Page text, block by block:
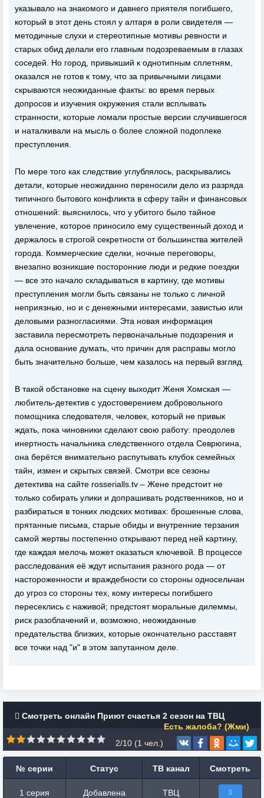
указывало на знакомого и давнего приятеля погибшего,
который в этот день стоял у алтаря в роли свидетеля —
методичные слухи и стереотипные мотивы ревности и
старых обид делали его главным подозреваемым в глазах
соседей. Но город, привыкший к однотипным сплетням,
оказался не готов к тому, что за привычными лицами
скрываются неожиданные факты: во время первых
допросов и изучения окружения стали всплывать
странности, которые ломали простые версии случившегося
и наталкивали на мысль о более сложной подоплеке
преступления.
По мере того как следствие углублялось, раскрывались
детали, которые неожиданно переносили дело из разряда
типичного бытового конфликта в сферу тайн и финансовых
отношений: выяснилось, что у убитого было тайное
увлечение, которое приносило ему существенный доход и
держалось в строгой секретности от большинства жителей
города. Коммерческие сделки, ночные переговоры,
внезапно возникшие посторонние люди и редкие поездки
— все это начало складываться в картину, где мотивы
преступления могли быть связаны не только с личной
неприязнью, но и с денежными интересами, завистью или
деловыми разногласиями. Эта новая информация
заставила пересмотреть первоначальные подозрения и
дала основание думать, что причин для расправы могло
быть значительно больше, чем казалось на первый взгляд.
В такой обстановке на сцену выходит Женя Хомская —
любитель-детектив с удостоверением добровольного
помощника следователя, человек, который не привык
ждать, пока чиновники сделают свою работу: преодолев
инертность начальника следственного отдела Севрюгина,
она берётся внимательно распутывать клубок семейных
тайн, измен и скрытых связей. Смотри все сезоны
детектива на сайте rosserialls.tv – Жене предстоит не
только собирать улики и допрашивать родственников, но и
разбираться в тонких людских мотивах: брошенные слова,
прятанные письма, старые обиды и внутренние терзания
самой жертвы постепенно открывают перед ней картину,
где каждая мелочь может оказаться ключевой. В процессе
расследования её ждут испытания разного рода — от
настороженности и враждебности со стороны односельчан
до угроз со стороны тех, кому интересы погибшего
пересеклись с наживой; предстоят моральные дилеммы,
риск разоблачений и, возможно, неожиданные
предательства близких, которые окончательно расставят
все точки над "и" в этом запутанном деле.
Смотреть онлайн Приют счастья 2 сезон на ТВЦ
Есть жалоба? (Жми)
2/10 (1 чел.)
№ серии Статус ТВ канал Смотреть
1 серия Добавлена ТВЦ